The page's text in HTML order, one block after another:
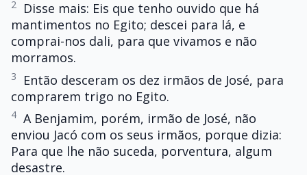
2
Disse mais: Eis que tenho ouvido que há
mantimentos no Egito; descei para lá, e
comprai-nos dali, para que vivamos e não
morramos.
3
Então desceram os dez irmãos de José, para
comprarem trigo no Egito.
4 A Benjamim, porém, irmão de José, não
enviou Jacó com os seus irmãos, porque dizia:
Para que lhe não suceda, porventura, algum
desastre.